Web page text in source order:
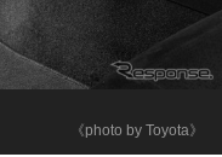
《photo by Toyota》